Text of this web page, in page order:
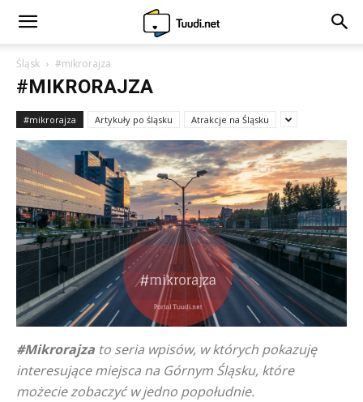
Śląsk #mikrorajza
#MIKRORAJZA
#mikrorajza Artykuły po śląsku Atrakcje na Śląsku
#Mikrorajza to seria wpisów, w których pokazuję
interesujące miejsca na Górnym Śląsku, które
możecie zobaczyć w jedno popołudnie.